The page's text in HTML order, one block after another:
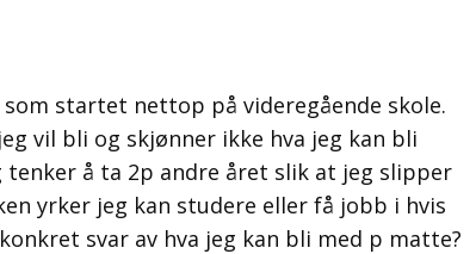
startet nettop på videregående skole.
vil bli og skjønner ikke hva jeg kan bli
tenker å ta 2p andre året slik at jeg slipper
yrker jeg kan studere eller få jobb i hvis
svar av hva jeg kan bli med p matte?